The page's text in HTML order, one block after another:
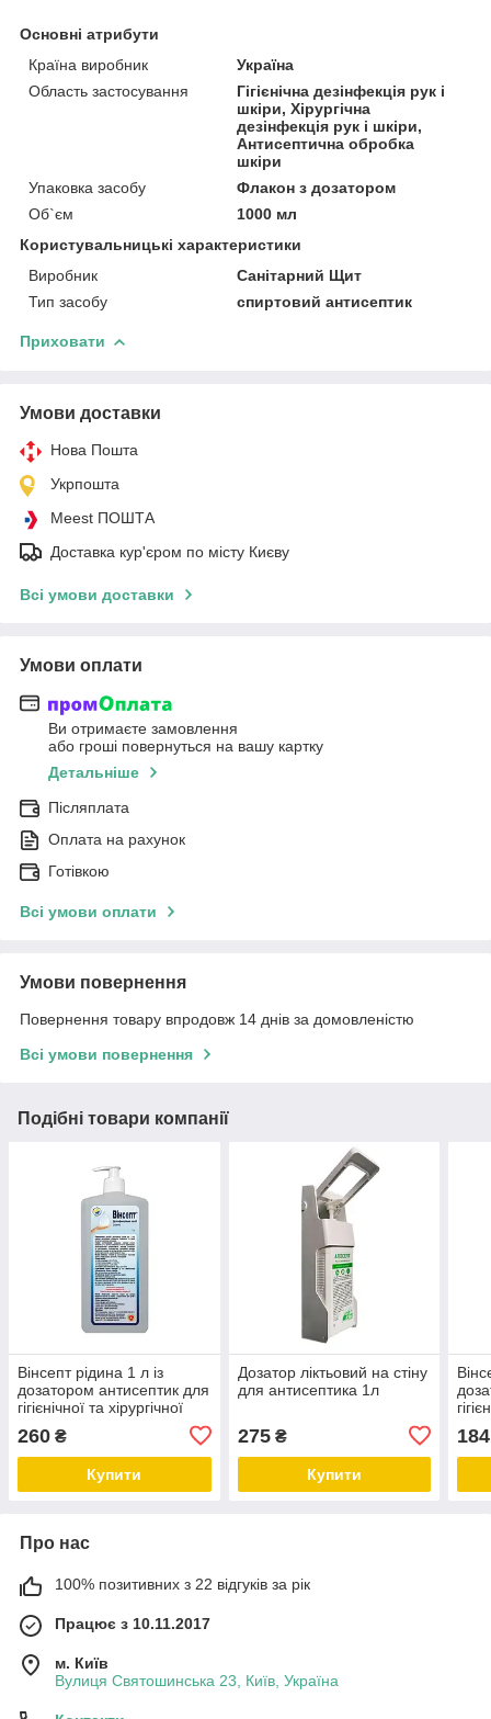
Основні атрибути
Країна виробник
Україна
Область застосування
Гігієнічна дезінфекція рук і
шкіри, Хірургічна
дезінфекція рук і шкіри,
Антисептична обробка
шкіри
Упаковка засобу
Флакон з дозатором
Об`єм
1000 мл
Користувальницькі характеристики
Виробник
Санітарний Щит
Тип засобу
спиртовий антисептик
Приховати
Умови доставки
Нова Пошта
Укрпошта
Meest ПОШТА
Доставка кур'єром по місту Києву
Всі умови доставки
Умови оплати
Ви отримаєте замовлення
або гроші повернуться на вашу картку
Детальніше
Післяплата
Оплата на рахунок
Готівкою
Всі умови оплати
Умови повернення
Повернення товару впродовж 14 днів за домовленістю
Всі умови повернення
Подібні товари компанії
Вінсепт рідина 1 л із
дозатором антисептик для
гігієнічної та хірургічної
260 ₴
Купити
Дозатор ліктьовий на стіну
для антисептика 1л
275₴
Купити
184
Про нас
100% позитивних з 22 відгуків за рік
Працює з 10.11.2017
м. Київ
Вулиця Святошинська 23, Київ, Україна